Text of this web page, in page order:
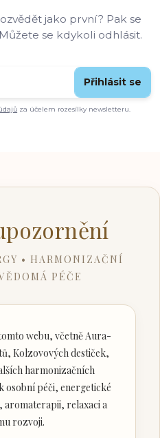
jako první? Pak se
se kdykoli odhlásit.
Přihlásit se
za účelem rozesílky newsletteru.
• HARMONIZAČNÍ
PÉČE
webu, včetně Aura-
Kolzovových destiček,
harmonizačních
osobní péči, energetické
aromaterapii, relaxaci a
rozvoji.